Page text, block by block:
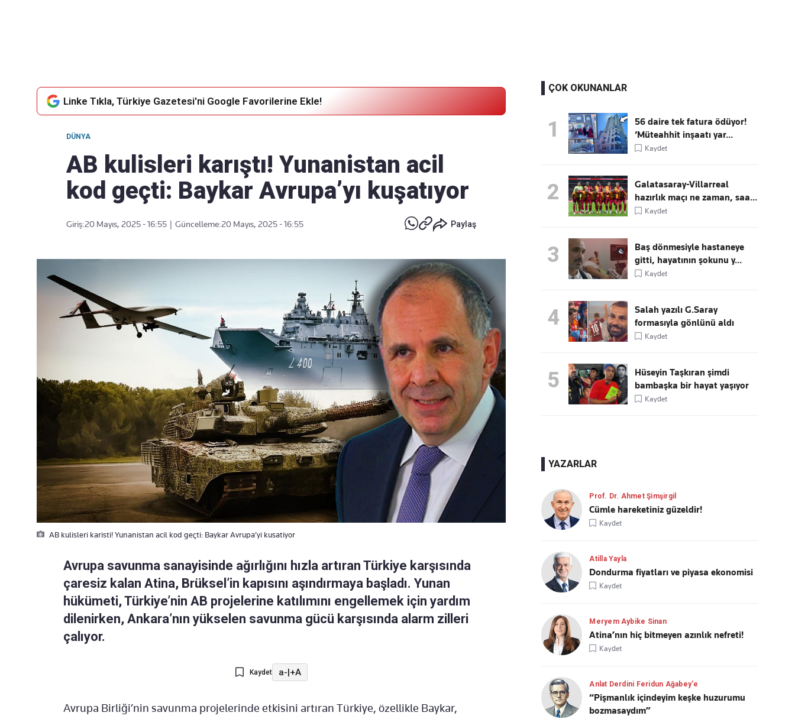
Linke Tıkla, Türkiye Gazetesi'ni Google Favorilerine Ekle!
DÜNYA
AB kulisleri karıştı! Yunanistan acil
kod geçti: Baykar Avrupa’yı kuşatıyor
Giriş:20 Mayıs, 2025 - 16:55 Güncelleme:20 Mayıs, 2025 - 16:55 Paylaş
AB kulisleri karisti! Yunanistan acil kod geçti: Baykar Avrupa’yi kusatiyor
Avrupa savunma sanayisinde ağırlığını hızla artıran Türkiye karşısında
çaresiz kalan Atina, Brüksel’in kapısını aşındırmaya başladı. Yunan
hükümeti, Türkiye’nin AB projelerine katılımını engellemek için yardım
dilenirken, Ankara’nın yükselen savunma gücü karşısında alarm zilleri
çalıyor.
Kaydet a-|+A
Avrupa Birliği’nin savunma projelerinde etkisini artıran Türkiye, özellikle Baykar,
ÇOK OKUNANLAR
1
56 daire tek fatura ödüyor!
‘Müteahhit inşaatı yar...
Kaydet
2
Galatasaray-Villarreal
hazırlık maçı ne zaman, saa...
Kaydet
3
Baş dönmesiyle hastaneye
gitti, hayatının şokunu y...
Kaydet
4
Salah yazılı G.Saray
formasıyla gönlünü aldı
Kaydet
5
Hüseyin Taşkıran şimdi
bambaşka bir hayat yaşıyor
Kaydet
YAZARLAR
Prof. Dr. Ahmet Şimşirgil
Cümle hareketiniz güzeldir!
Kaydet
Atilla Yayla
Dondurma fiyatları ve piyasa ekonomisi
Kaydet
Meryem Aybike Sinan
Atina’nın hiç bitmeyen azınlık nefreti!
Kaydet
Anlat Derdini Feridun Ağabey'e
“Pişmanlık içindeyim keşke huzurumu
bozmasaydım”